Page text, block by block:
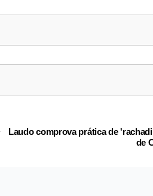
Laudo comprova prática de
de